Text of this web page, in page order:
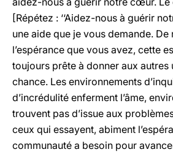
[Répétez : ‘‘Aidez-nous à guérir
une aide que je vous demande.
l’espérance que vous avez, cette
toujours prête à donner aux autres
chance. Les environnements
d’incrédulité enferment l’âme,
trouvent pas d’issue aux
ceux qui essayent, abiment
communauté a besoin pour